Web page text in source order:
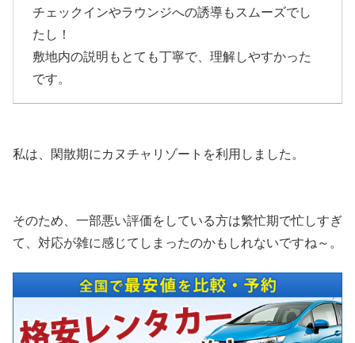
チェックインやラウンジへの誘導もスムーズでし
たし！
敷地内の説明もとても丁寧で、理解しやすかった
です。
私は、閑散期にカヌチャリゾートを利用しました。
そのため、一部悪い評価をしている方は繁忙期で忙しすぎ
て、対応が雑に感じてしまったのかもしれないですね～。